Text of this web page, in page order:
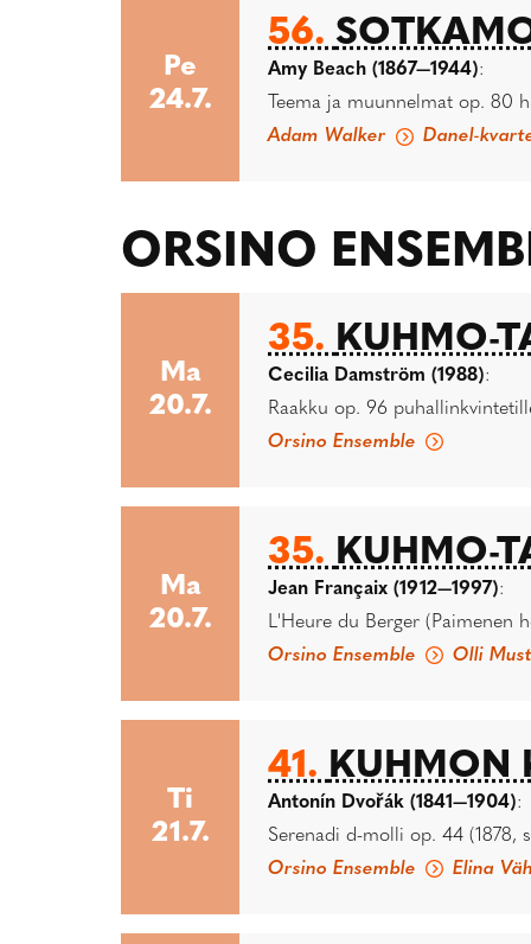
Pe
24.7.
56.
Amy Beach (1867—1944):
Teema ja muunnelmat op. 80
Adam Walker
Danel-
ORSINO
Ma
20.7.
35. KUHMO-
Cecilia Damström (1988):
Raakku op. 96
Orsino Ensemble
Ma
20.7.
35. KUHMO-
Jean Françaix (1912—1997):
L'Heure du Berger (Paimenen
Orsino Ensemble
Olli
Ti
21.7.
41. KUHMON
Antonín Dvořák (1841—1904):
Serenadi d-molli op. 44 (1878,
Orsino Ensemble
Elina